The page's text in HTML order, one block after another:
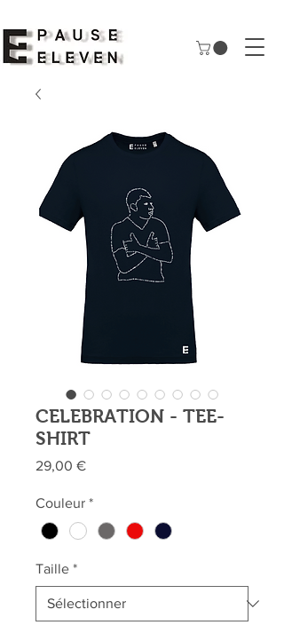
CELEBRATION - TEE-
SHIRT
29,00 €Prix
Couleur *
Taille *